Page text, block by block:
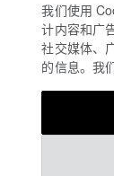
COOKIES政策
我们使用
计内容和广
社交媒体、
的信息。我